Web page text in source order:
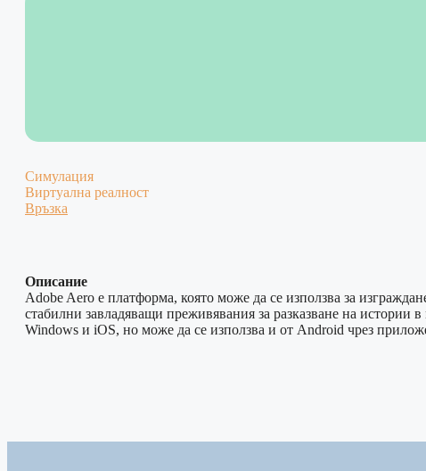
Симулация
Виртуална реалност
Връзка
Описание
Adobe Aero е платформа, която може да се използва за
стабилни завладяващи преживявания за разказване на истории
Windows и iOS, но може да се използва и от Android чрез